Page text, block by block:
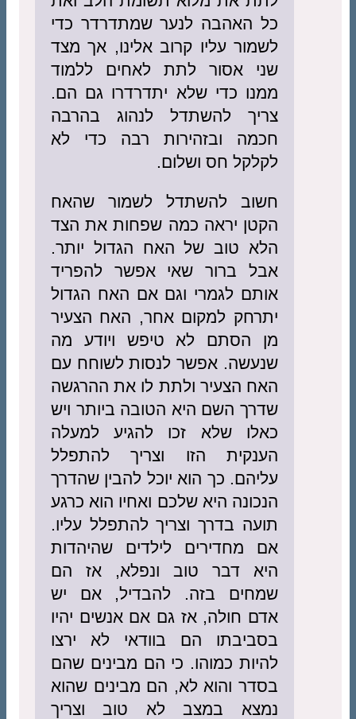
כל האהבה לנער שמתדרדר כדי
לשמור עליו קרוב אלינו, אך מצד
שני אסור לתת לאחים ללמוד
ממנו כדי שלא יתדרדרו גם הם.
צריך להשתדל לנהוג בהרבה
חכמה ובזהירות רבה כדי לא
לקלקל חס ושלום.
חשוב להשתדל לשמור שהאח
הקטן יראה כמה שפחות את הצד
הלא טוב של האח הגדול יותר.
אבל ברור שאי אפשר להפריד
אותם לגמרי וגם אם האח הגדול
יתרחק למקום אחר, האח הצעיר
מן הסתם לא טיפש ויודע מה
שנעשה. אפשר לנסות לשוחח עם
האח הצעיר ולתת לו את ההרגשה
שדרך השם היא הטובה ביותר ויש
כאלו שלא זכו להגיע למעלה
הענקית הזו וצריך להתפלל
עליהם. כך הוא יוכל להבין שהדרך
הנכונה היא שלכם ואחיו הוא כרגע
תועה בדרך וצריך להתפלל עליו.
אם מחדירים לילדים שהיהדות
היא דבר טוב ונפלא, אז הם
שמחים בזה. להבדיל, אם יש
אדם חולה, אז גם אם אנשים יהיו
בסביבתו הם בוודאי לא ירצו
להיות כמוהו. כי הם מבינים שהם
בסדר והוא לא, הם מבינים שהוא
נמצא במצב לא טוב וצריך